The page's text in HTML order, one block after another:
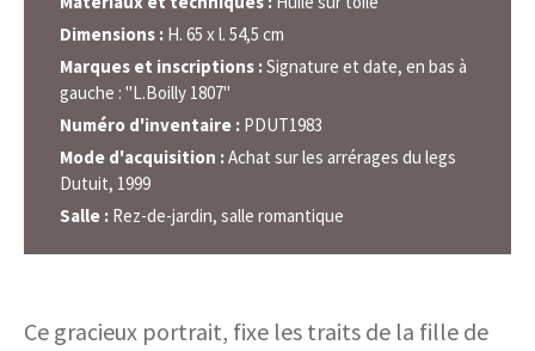
Dimensions : H. 65 x l. 54,5 cm
Marques et inscriptions :Signature et date, en bas à
gauche : "L.Boilly 1807"
Numéro d'inventaire : PDUT1983
Mode d'acquisition :Achat sur les arrérages du legs
Dutuit, 1999
Salle : Rez-de-jardin, salle romantique
Ce gracieux portrait, fixe les traits de la fille de